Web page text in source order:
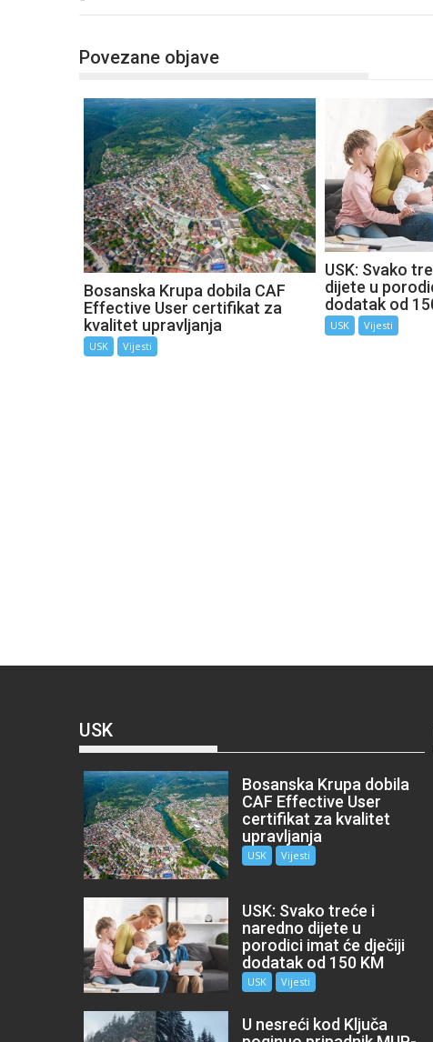
Povezane objave
Bosanska Krupa dobila CAF
Effective User certifikat za
kvalitet upravljanja
USK Vijesti
USK: Svako
dijete u
dodatak od
USK Vijesti
USK
Bosanska Krupa dobila
CAF Effective User
certifikat za kvalitet
upravljanja
USK Vijesti
USK: Svako treće i
naredno dijete u
porodici imat će dječiji
dodatak od 150 KM
USK Vijesti
U nesreći kod Ključa